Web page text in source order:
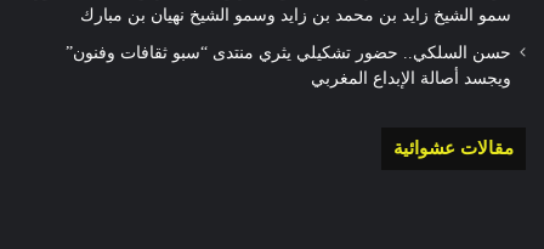
سمو الشيخ زايد بن محمد بن زايد وسمو الشيخ نهيان بن مبارك
حسن السلكي.. حضور تشكيلي يثري منتدى “سبو ثقافات وفنون”
ويجسد أصالة الإبداع المغربي
مقالات عشوائية